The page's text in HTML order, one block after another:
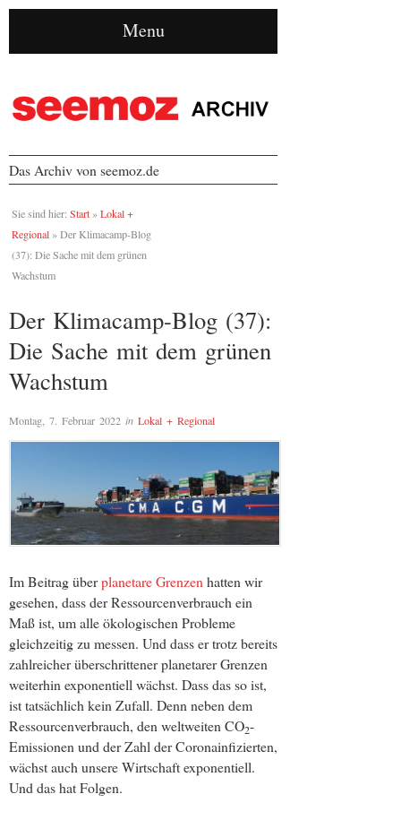
Menu
Das Archiv von seemoz.de
Sie sind hier: Start » Lokal +
Regional » Der Klimacamp-Blog
(37): Die Sache mit dem grünen
Wachstum
Der Klimacamp-Blog (37):
Die Sache mit dem grünen
Wachstum
Montag, 7. Februar 2022 in Lokal + Regional
Im Beitrag überplanetare Grenzenhatten wir
gesehen, dass der Ressourcenverbrauch ein
Maß ist, um alle ökologischen Probleme
gleichzeitig zu messen. Und dass er trotz bereits
zahlreicher überschrittener planetarer Grenzen
weiterhin exponentiell wächst. Dass das so ist,
ist tatsächlich kein Zufall. Denn neben dem
Ressourcenverbrauch, den weltweiten CO2-
Emissionen und der Zahl der Coronainfizierten,
wächst auch unsere Wirtschaft exponentiell.
Und das hat Folgen.